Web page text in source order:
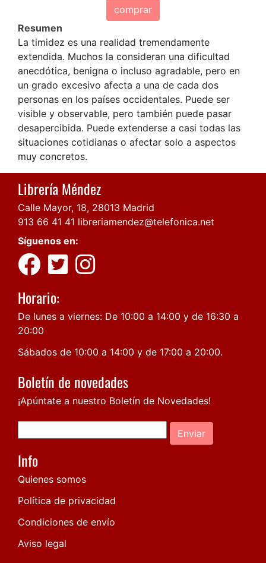
comprar
Resumen
La timidez es una realidad tremendamente
extendida. Muchos la consideran una dificultad
anecdótica, benigna o incluso agradable, pero en
un grado excesivo afecta a una de cada dos
personas en los países occidentales. Puede ser
visible y observable, pero también puede pasar
desapercibida. Puede extenderse a casi todas las
situaciones cotidianas o afectar solo a aspectos
muy concretos.
Librería Méndez
Calle Mayor, 18, 28013 Madrid
913 66 41 41 libreriamendez@telefonica.net
Síguenos en:
Horario:
De lunes a viernes: De 10:00 a 14:00 y de 16:30 a
20:00
Sábados de 10:00 a 14:00 y de 17:00 a 20:00.
Boletín de novedades
¡Apúntate a nuestro Boletín de Novedades!
Enviar
Info
Quienes somos
Política de privacidad
Condiciones de envío
Aviso legal